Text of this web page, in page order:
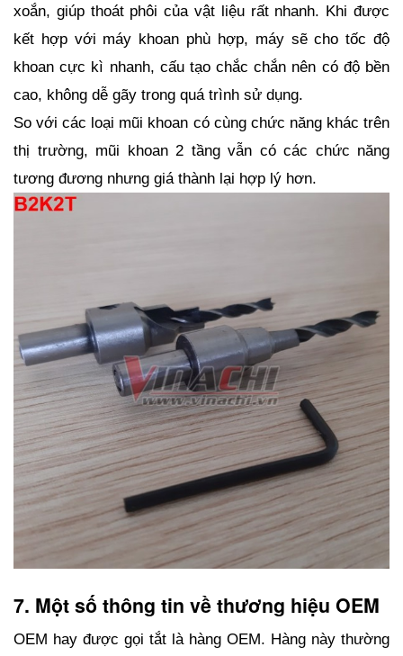
xoắn, giúp thoát phôi của vật liệu rất nhanh. Khi được
kết hợp với máy khoan phù hợp, máy sẽ cho tốc độ
khoan cực kì nhanh, cấu tạo chắc chắn nên có độ bền
cao, không dễ gãy trong quá trình sử dụng.
So với các loại mũi khoan có cùng chức năng khác trên
thị trường, mũi khoan 2 tầng vẫn có các chức năng
tương đương nhưng giá thành lại hợp lý hơn.
7. Một số thông tin về thương hiệu OEM
OEM hay được gọi tắt là hàng OEM. Hàng này thường